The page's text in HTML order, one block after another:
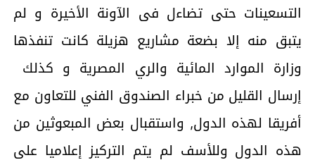
التسعينات حتى تضاءل فى الآونة الأخيرة و لم
يتبق منه إلا بضعة مشاريع هزيلة كانت تنفذها
وزارة الموارد المائية والري المصرية و كذلك
إرسال القليل من خبراء الصندوق الفني للتعاون مع
أفريقا لهذه الدول, واستقبال بعض المبعوثين من
هذه الدول وللأسف لم يتم التركيز إعلاميا على